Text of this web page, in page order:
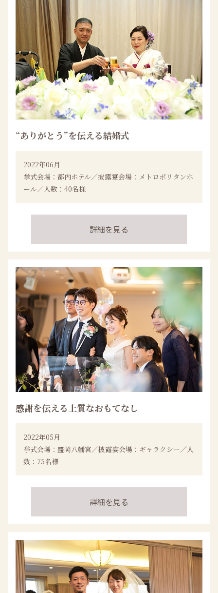
“ありがとう”を伝える結婚式
2022年06月
挙式会場：都内ホテル／披露宴会場：メトロポリタンホ
ール／人数：40名様
詳細を見る
感謝を伝える上質なおもてなし
2022年05月
挙式会場：盛岡八幡宮／披露宴会場：ギャラクシー／人
数：75名様
詳細を見る